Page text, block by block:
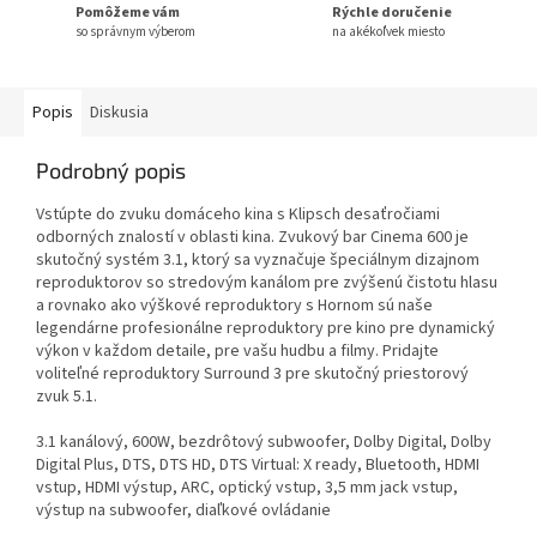
Pomôžeme vám
so správnym výberom
Rýchle doručenie
na akékoľvek miesto
Popis Diskusia
Podrobný popis
Vstúpte do zvuku domáceho kina s Klipsch desaťročiami
odborných znalostí v oblasti kina. Zvukový bar Cinema 600 je
skutočný systém 3.1, ktorý sa vyznačuje špeciálnym dizajnom
reproduktorov so stredovým kanálom pre zvýšenú čistotu hlasu
a rovnako ako výškové reproduktory s Hornom sú naše
legendárne profesionálne reproduktory pre kino pre dynamický
výkon v každom detaile, pre vašu hudbu a filmy. Pridajte
voliteľné reproduktory Surround 3 pre skutočný priestorový
zvuk 5.1.
3.1 kanálový, 600W, bezdrôtový subwoofer, Dolby Digital, Dolby
Digital Plus, DTS, DTS HD, DTS Virtual: X ready, Bluetooth, HDMI
vstup, HDMI výstup, ARC, optický vstup, 3,5 mm jack vstup,
výstup na subwoofer, diaľkové ovládanie